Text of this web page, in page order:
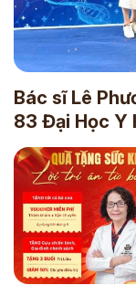
Bác sĩ Lê
83 Đại Học Y